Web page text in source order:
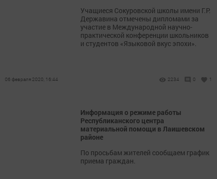
Учащиеся Сокуровской школы имени Г.Р.
Державина отмечены дипломами за
участие в Международной научно-
практической конференции школьников
и студентов «Языковой вкус эпохи».
06 февраля 2020, 16:44 2234 0 1
Информация о режиме работы
Республиканского центра
материальной помощи в Лаишевском
районе
По просьбам жителей сообщаем график
приема граждан.